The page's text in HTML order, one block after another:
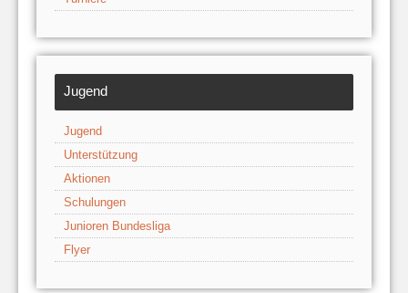
Jugend
Jugend
Unterstützung
Aktionen
Schulungen
Junioren Bundesliga
Flyer